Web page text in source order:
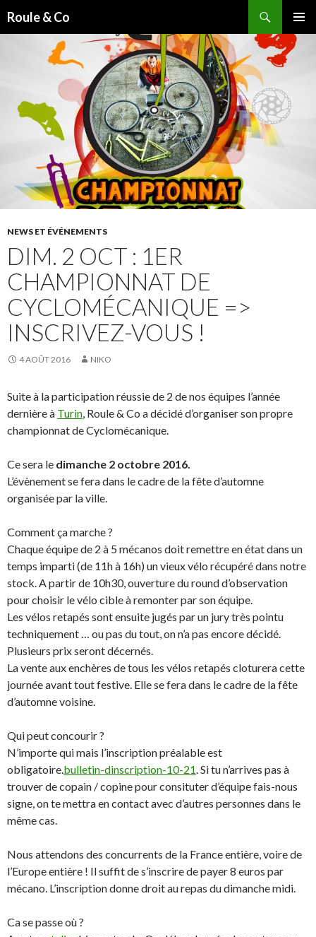
Roule & Co
MENU
CONTENU
NEWS ET ÉVÉNEMENTS
DIM. 2 OCT : 1ER
CHAMPIONNAT DE
CYCLOMÉCANIQUE =>
INSCRIVEZ-VOUS !
4 AOÛT 2016 NIKO
Suite à la participation réussie de 2 de nos équipes l’année
dernière à Turin, Roule & Co a décidé d’organiser son propre
championnat de Cyclomécanique.
Ce sera le dimanche 2 octobre 2016.
L’évènement se fera dans le cadre de la fête d’automne
organisée par la ville.
Comment ça marche ?
Chaque équipe de 2 à 5 mécanos doit remettre en état dans un
temps imparti (de 11h à 16h) un vieux vélo récupéré dans notre
stock. A partir de 10h30, ouverture du round d’observation
pour choisir le vélo cible à remonter par son équipe.
Les vélos retapés sont ensuite jugés par un jury très pointu
techniquement … ou pas du tout, on n’a pas encore décidé.
Plusieurs prix seront décernés.
La vente aux enchères de tous les vélos retapés cloturera cette
journée avant tout festive. Elle se fera dans le cadre de la fête
d’automne voisine.
Qui peut concourir ?
N’importe qui mais l’inscription préalable est
obligatoire.bulletin-dinscription-10-21. Si tu n’arrives pas à
trouver de copain / copine pour consituter d’équipe fais-nous
signe, on te mettra en contact avec d’autres personnes dans le
même cas.
Nous attendons des concurrents de la France entière, voire de
l’Europe entière ! Il suffit de s’inscrire de payer 8 euros par
mécano. L’inscription donne droit au repas du dimanche midi.
Ca se passe où ?